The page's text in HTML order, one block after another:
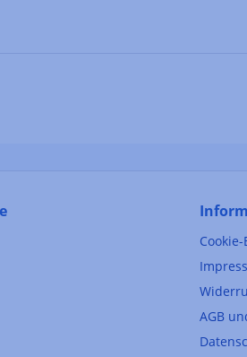
AGB